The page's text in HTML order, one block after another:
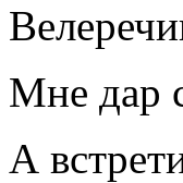
Мне дар
А